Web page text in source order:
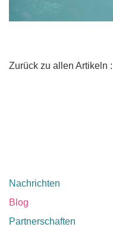
Zurück zu allen Artikeln :
Nachrichten
Blog
Partnerschaften